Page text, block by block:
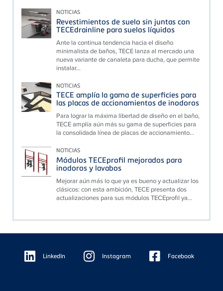
NOTICIAS
Revestimientos de suelo sin juntas con
TECEdrainline para suelos líquidos
Ante la continua tendencia hacia el diseño
minimalista de baños, TECE lanza al mercado una
nueva variante de canaleta para ducha, que permite
instalar...
NOTICIAS
TECE amplía la gama de superficies para
las placas de accionamientos de inodoros
Para lograr la máxima libertad de diseño en el baño,
TECE amplía aún más su gama de superficies para
la consolidada línea de placas de accionamiento...
NOTICIAS
Módulos TECEprofil mejorados para
inodoros y lavabos
Mejorar aún más lo que ya es bueno y actualizar los
clásicos: con esta ambición, TECE presenta dos
actualizaciones para sus módulos TECEprofil ya...
Floating
Sidebar LinkedIn Instagram Facebook